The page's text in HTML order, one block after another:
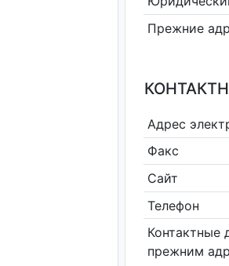
Прежние
Адрес
Факс
Сайт
Телефон
Контактные
прежним